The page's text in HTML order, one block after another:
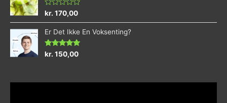
Vurderet
ud
af
5
kr. 170,00
Er Det Ikke En Voksenting?
Vurderet
ud af 5
kr. 150,00